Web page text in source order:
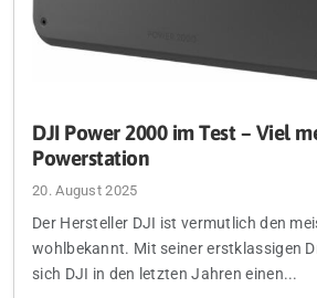
DJI Power 2000 im Test – Viel
Powerstation
20. August 2025
Der Hersteller DJI ist vermutlich den
wohlbekannt. Mit seiner erstklassigen
sich DJI in den letzten Jahren einen...